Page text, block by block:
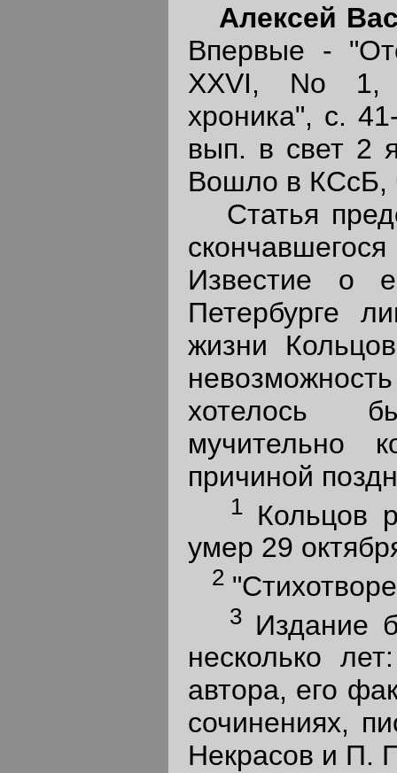
Алексей
Впервые -
XXVI, No 1,
хроника", с.
вып. в свет 2
Вошло в КСсБ,
Статья
Известие о
Петербурге
жизни
хотелось
мучительно
причиной
1 Кольцов
умер 29
2
3Издание
несколько
автора, его
сочинениях,
Некрасов и П.